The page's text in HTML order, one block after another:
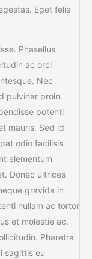
Eget felis
Phasellus
ac orci
Nec
pulvinar proin.
potenti
mauris. Sed id
odio facilisis
elementum
Donec ultrices
gravida in
nullam ac tortor
et molestie ac.
Pharetra
sagittis eu